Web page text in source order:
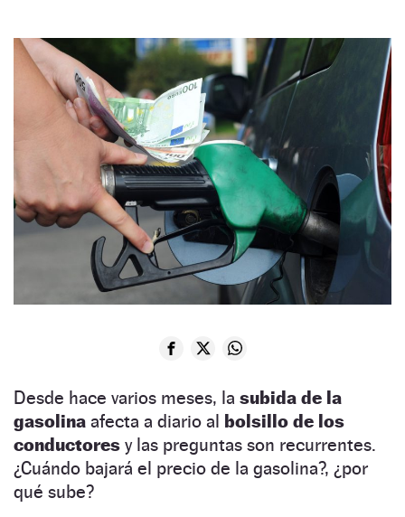
Desde hace varios meses, la subida de la
gasolina afecta a diario al bolsillo de los
conductores y las preguntas son recurrentes.
¿Cuándo bajará el precio de la gasolina?, ¿por
qué sube?